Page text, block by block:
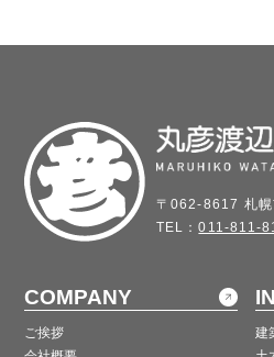
〒062-8617 札
TEL：011-811-
COMPANY
ご挨拶
建